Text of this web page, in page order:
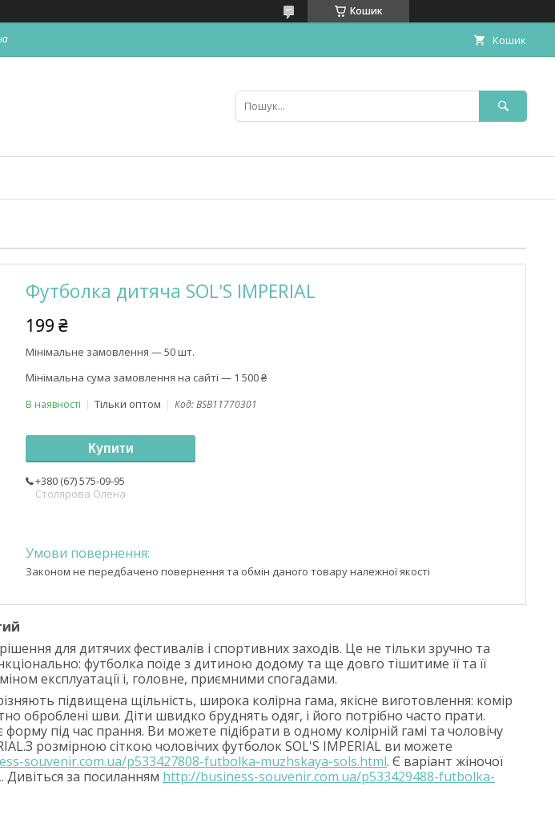
Кошик
Кошик
Футболка дитяча SOL'S IMPERIAL
199 ₴
Мінімальне замовлення — 50 шт.
Мінімальна сума замовлення на сайті — 1 500 ₴
В наявності Тільки оптом Код:BSB11770301
Купити
+380 (67) 575-09-95
Столярова Олена
Законом не передбачено повернення та обмін даного товару належної якості
для дитячих фестивалів і спортивних заходів. Це не тільки зручно та
футболка поїде з дитиною додому та ще довго тішитиме її та її
експлуатації і, головне, приємними спогадами.
підвищена щільність, широка колірна гама, якісне виготовлення: комір
оброблені шви. Діти швидко бруднять одяг, і його потрібно часто прати.
форму під час прання. Ви можете підібрати в одному колірній гамі та чоловічу
розмірною сіткою чоловічих футболок SOL'S IMPERIAL ви можете
souvenir.com.ua/p533427808-futbolka-muzhskaya-sols.html. Є варіант жіночої
. Дивіться за посиланням http://business-souvenir.com.ua/p533429488-futbolka-